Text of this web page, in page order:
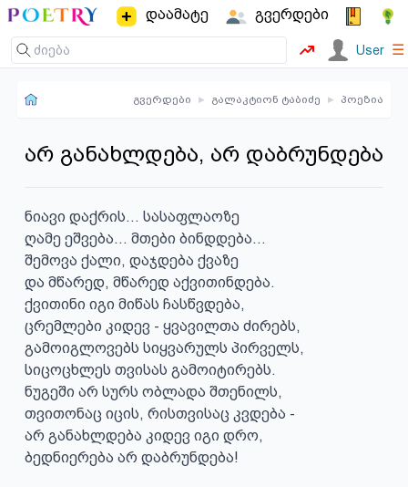
დაამატე გვერდები
User ☰
გვერდები ▸ გალაკტიონ ტაბიძე ▸ პოეზია
არ განახლდება, არ დაბრუნდება
ნიავი დაქრის... სასაფლაოზე
ღამე ეშვება... მთები ბინდდება...
შემოვა ქალი, დაჯდება ქვაზე
და მწარედ, მწარედ აქვითინდება.
ქვითინი იგი მიწას ჩასწვდება,
ცრემლები კიდევ - ყვავილთა ძირებს,
გამოიგლოვებს სიყვარულს პირველს,
სიცოცხლეს თვისას გამოიტირებს.
ნუგეში არ სურს ობლადა შთენილს,
თვითონაც იცის, რისთვისაც კვდება -
არ განახლდება კიდევ იგი დრო,
ბედნიერება არ დაბრუნდება!